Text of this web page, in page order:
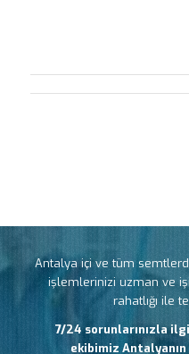
Antalya içi ve tüm
işlemlerinizi uzman ve
rahatlığı ile
7/24 sorunlarınızla
ekibimiz